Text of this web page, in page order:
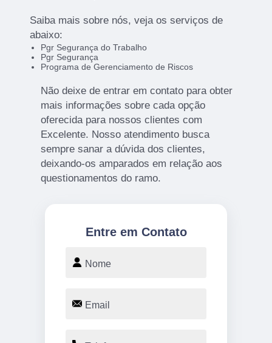
Saiba mais sobre nós, veja os serviços de
abaixo:
Pgr Segurança do Trabalho
Pgr Segurança
Programa de Gerenciamento de Riscos
Não deixe de entrar em contato para obter
mais informações sobre cada opção
oferecida para nossos clientes com
Excelente. Nosso atendimento busca
sempre sanar a dúvida dos clientes,
deixando-os amparados em relação aos
questionamentos do ramo.
Entre em Contato